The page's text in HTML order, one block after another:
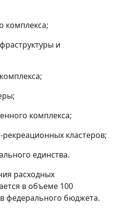
комплекса;
и
комплекса;
кластеров;
единства.
расходных
в объеме 100
федерального бюджета.